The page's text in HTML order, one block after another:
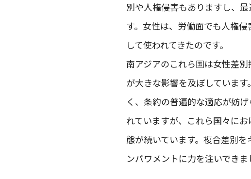
別や人権侵害もありますし、
す。女性は、労働面でも人権
して使われてきたのです。
南アジアのこれら国は女性差
が大きな影響を及ぼしていま
く、条約の普遍的な適応が妨
れていますが、これら国々に
態が続いています。複合差別
ンパワメントに力を注いできま